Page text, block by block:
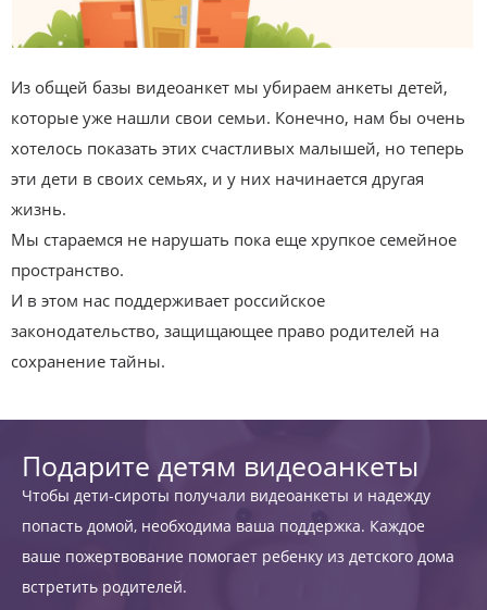
Из общей базы видеоанкет мы убираем анкеты детей,
которые уже нашли свои семьи. Конечно, нам бы очень
хотелось показать этих счастливых малышей, но теперь
эти дети в своих семьях, и у них начинается другая
жизнь.
Мы стараемся не нарушать пока еще хрупкое семейное
пространство.
И в этом нас поддерживает российское
законодательство, защищающее право родителей на
сохранение тайны.
Подарите детям видеоанкеты
Чтобы дети-сироты получали видеоанкеты и надежду
попасть домой, необходима ваша поддержка. Каждое
ваше пожертвование помогает ребенку из детского дома
встретить родителей.